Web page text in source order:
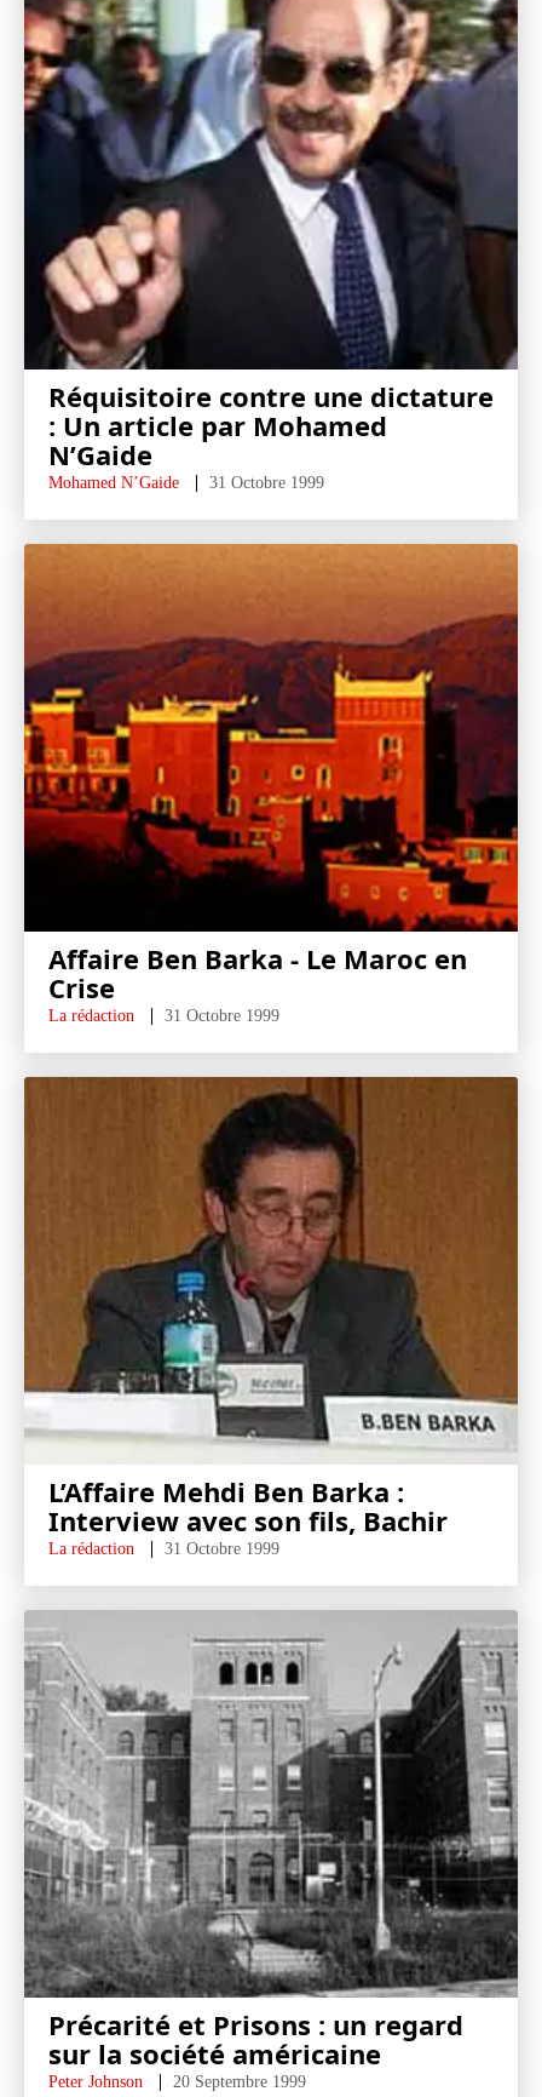
Réquisitoire contre une dictature
: Un article par Mohamed
N’Gaide
Mohamed N’Gaide 31 Octobre 1999
Affaire Ben Barka - Le Maroc en
Crise
La rédaction 31 Octobre 1999
L’Affaire Mehdi Ben Barka :
Interview avec son fils, Bachir
La rédaction 31 Octobre 1999
Précarité et Prisons : un regard
sur la société américaine
Peter Johnson 20 Septembre 1999